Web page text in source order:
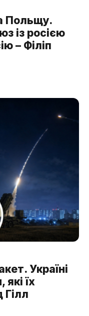
Польщу.
із росією
– Філіп
Україні
їх